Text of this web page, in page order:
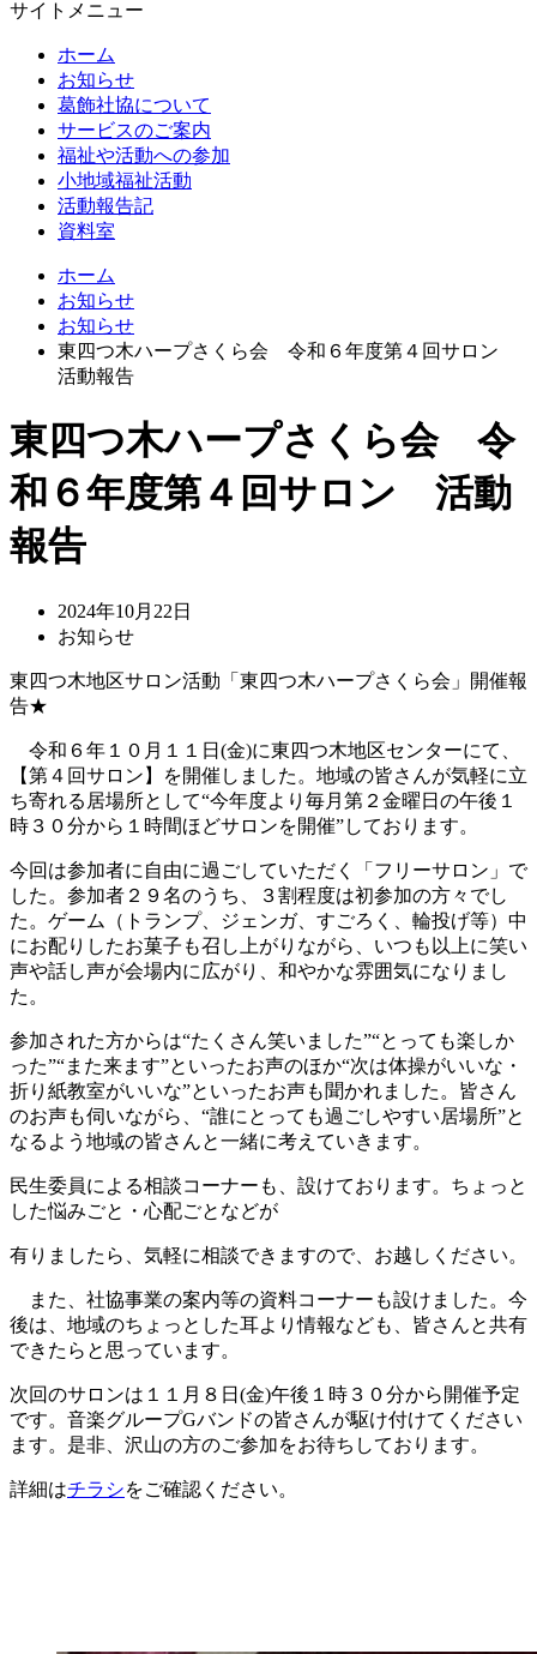
サイトメニュー
ホーム
お知らせ
葛飾社協について
サービスのご案内
福祉や活動への参加
小地域福祉活動
活動報告記
資料室
ホーム
お知らせ
お知らせ
東四つ木ハープさくら会 令和６年度第４回サロン
活動報告
東四つ木ハープさくら会 令
和６年度第４回サロン 活動
報告
2024年10月22日
お知らせ
東四つ木地区サロン活動「東四つ木ハープさくら会」開催報
告★
令和６年１０月１１日(金)に東四つ木地区センターにて、
【第４回サロン】を開催しました。地域の皆さんが気軽に立
ち寄れる居場所として“今年度より毎月第２金曜日の午後１
時３０分から１時間ほどサロンを開催”しております。
今回は参加者に自由に過ごしていただく「フリーサロン」で
した。参加者２９名のうち、３割程度は初参加の方々でし
た。ゲーム（トランプ、ジェンガ、すごろく、輪投げ等）中
にお配りしたお菓子も召し上がりながら、いつも以上に笑い
声や話し声が会場内に広がり、和やかな雰囲気になりまし
た。
参加された方からは“たくさん笑いました”“とっても楽しか
った”“また来ます”といったお声のほか“次は体操がいいな・
折り紙教室がいいな”といったお声も聞かれました。皆さん
のお声も伺いながら、“誰にとっても過ごしやすい居場所”と
なるよう地域の皆さんと一緒に考えていきます。
民生委員による相談コーナーも、設けております。ちょっと
した悩みごと・心配ごとなどが
有りましたら、気軽に相談できますので、お越しください。
また、社協事業の案内等の資料コーナーも設けました。今
後は、地域のちょっとした耳より情報なども、皆さんと共有
できたらと思っています。
次回のサロンは１１月８日(金)午後１時３０分から開催予定
です。音楽グループGバンドの皆さんが駆け付けてください
ます。是非、沢山の方のご参加をお待ちしております。
詳細はチラシをご確認ください。